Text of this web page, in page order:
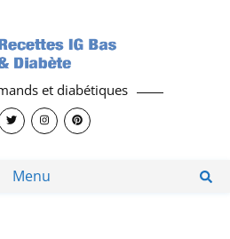
et diabétiques
Menu